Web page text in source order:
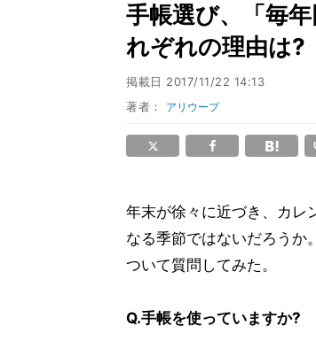
手帳選び、「毎
れぞれの理由は?
掲載日 2017/11/22 14:13
著者： アリウープ
年末が徐々に近づき、カレ
なる季節ではないだろうか
ついて質問してみた。
Q.手帳を使っていますか?